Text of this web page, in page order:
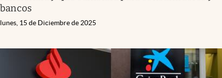
bancos
lunes, 15 de Diciembre de 2025